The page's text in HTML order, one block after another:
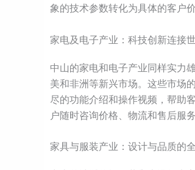
象的技术参数转化为具体的客户
家电及电子产业：科技创新连接
中山的家电和电子产业同样实力
美和非洲等新兴市场。这些市场
尽的功能介绍和操作视频，帮助
户随时咨询价格、物流和售后服
家具与服装产业：设计与品质的